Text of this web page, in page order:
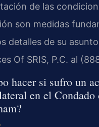
de las
son medidas
detalles de su
Of SRIS, P.C. al
hacer si sufro un
en el Condado